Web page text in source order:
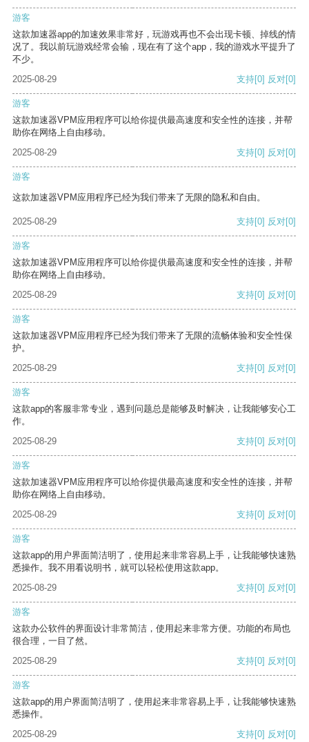
游客
这款加速器app的加速效果非常好，玩游戏再也不会出现卡顿、掉线的情
况了。我以前玩游戏经常会输，现在有了这个app，我的游戏水平提升了
不少。
2025-08-29
支持[0] 反对[0]
游客
这款加速器VPM应用程序可以给你提供最高速度和安全性的连接，并帮
助你在网络上自由移动。
2025-08-29
支持[0] 反对[0]
游客
这款加速器VPM应用程序已经为我们带来了无限的隐私和自由。
2025-08-29 支持[0] 反对[0]
游客
这款加速器VPM应用程序可以给你提供最高速度和安全性的连接，并帮
助你在网络上自由移动。
2025-08-29
支持[0] 反对[0]
游客
这款加速器VPM应用程序已经为我们带来了无限的流畅体验和安全性保
护。
2025-08-29
支持[0] 反对[0]
游客
这款app的客服非常专业，遇到问题总是能够及时解决，让我能够安心工
作。
2025-08-29
支持[0] 反对[0]
游客
这款加速器VPM应用程序可以给你提供最高速度和安全性的连接，并帮
助你在网络上自由移动。
2025-08-29
支持[0] 反对[0]
游客
这款app的用户界面简洁明了，使用起来非常容易上手，让我能够快速熟
悉操作。我不用看说明书，就可以轻松使用这款app。
2025-08-29
支持[0] 反对[0]
游客
这款办公软件的界面设计非常简洁，使用起来非常方便。功能的布局也
很合理，一目了然。
2025-08-29
支持[0] 反对[0]
游客
这款app的用户界面简洁明了，使用起来非常容易上手，让我能够快速熟
悉操作。
2025-08-29
支持[0] 反对[0]